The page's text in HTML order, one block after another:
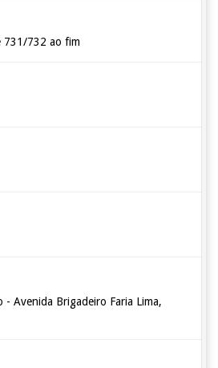
731/732 ao fim
- Avenida Brigadeiro Faria Lima,